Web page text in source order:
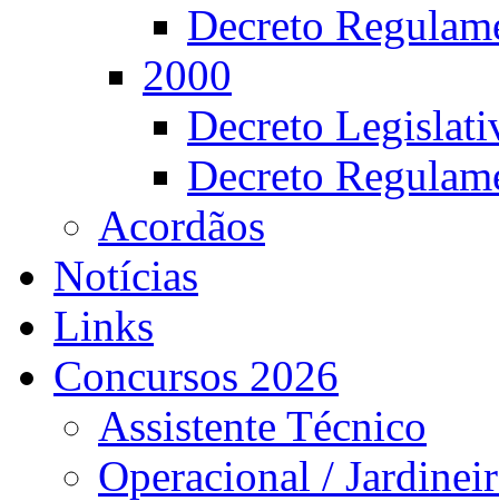
Decreto
2000
Decreto
Decreto
Acordãos
Notícias
Links
Concursos 2026
Assistente Técnico
Operacional /